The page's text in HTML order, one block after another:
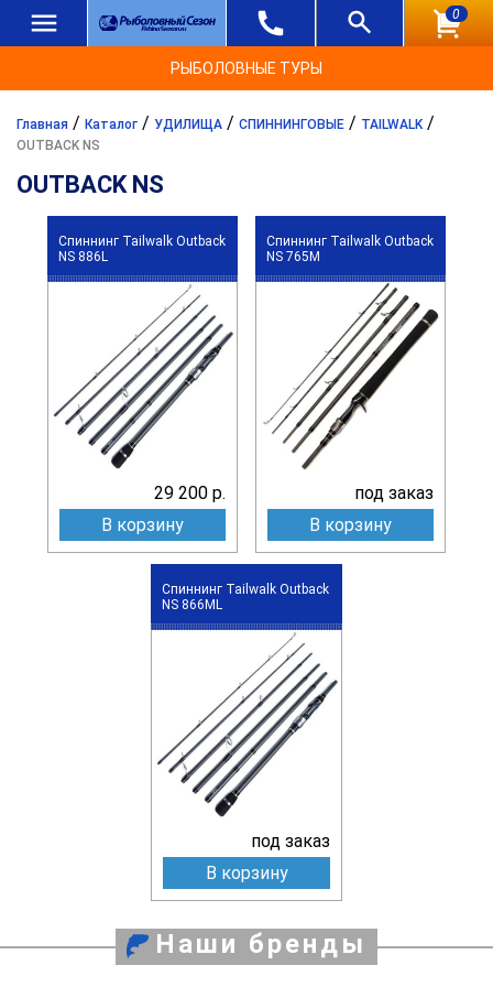
0
РЫБОЛОВНЫЕ ТУРЫ
Главная / Каталог / УДИЛИЩА / СПИННИНГОВЫЕ / TAILWALK/
OUTBACK NS
OUTBACK NS
Спиннинг Tailwalk Outback
NS 886L
29 200 р.
В корзину
Спиннинг Tailwalk Outback
NS 765M
под заказ
В корзину
Спиннинг Tailwalk Outback
NS 866ML
под заказ
В корзину
Наши бренды